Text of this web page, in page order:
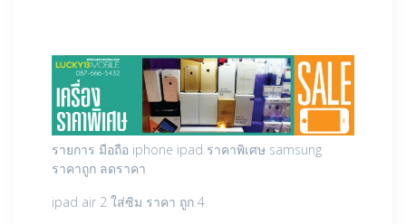
รายการ มือถือ iphone ipad ราคาพิเศษ samsung
ราคาถูก ลดราคา
ipad air 2 ใส่ซิม ราคา ถูก 4